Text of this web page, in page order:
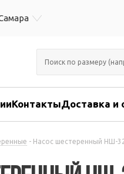
КонтактыДоставка и
- Насос шестеренный НШ-